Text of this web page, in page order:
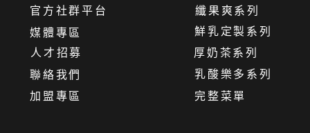
人才招募
官方社群平台
媒體專區
聯絡我們
加盟專區
乳酸樂多系列
厚奶茶系列
鮮乳定製系列
纖果爽系列
完整菜單